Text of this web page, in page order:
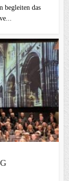
begleiten das